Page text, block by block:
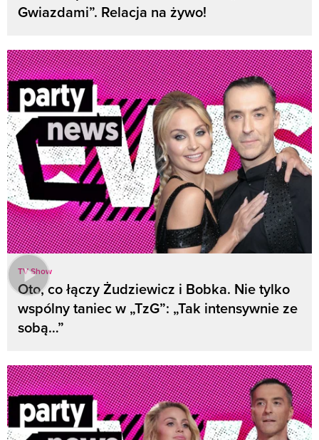
Gwiazdami”. Relacja na żywo!
TV Show
Oto, co łączy Żudziewicz i Bobka. Nie tylko
wspólny taniec w „TzG”: „Tak intensywnie ze
sobą…”